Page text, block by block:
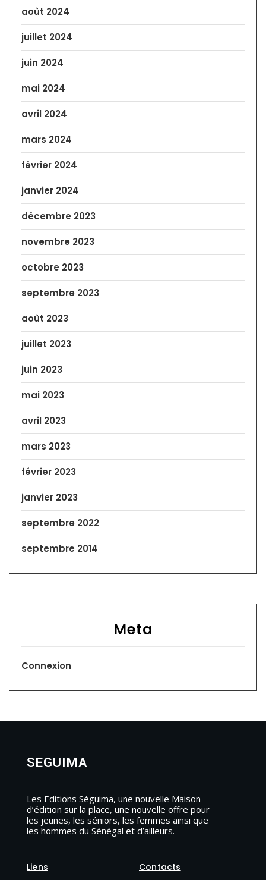
août 2024
juillet 2024
juin 2024
mai 2024
avril 2024
mars 2024
février 2024
janvier 2024
décembre 2023
novembre 2023
octobre 2023
septembre 2023
août 2023
juillet 2023
juin 2023
mai 2023
avril 2023
mars 2023
février 2023
janvier 2023
septembre 2022
septembre 2014
Meta
Connexion
SEGUIMA
Les Editions Séguima, une nouvelle Maison
d’édition sur la place, une nouvelle offre pour
les jeunes, les séniors, les femmes ainsi que
les hommes du Sénégal et d’ailleurs.
Liens
Contacts